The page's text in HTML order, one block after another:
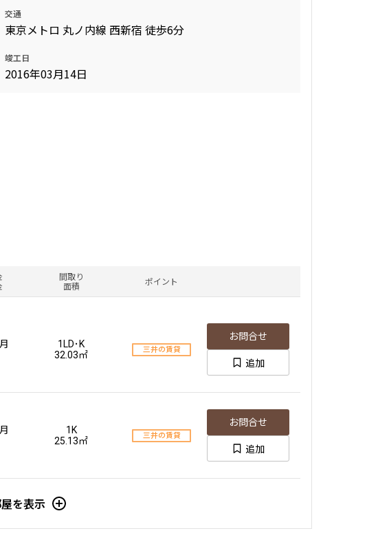
交通
東京メトロ 丸ノ内線 西新宿 徒歩6分
竣工日
2016年03月14日
間取り
面積
ポイント
1LD･K
32.03㎡
三井の賃貸
お問合せ
追加
1K
25.13㎡
三井の賃貸
お問合せ
追加
を表示